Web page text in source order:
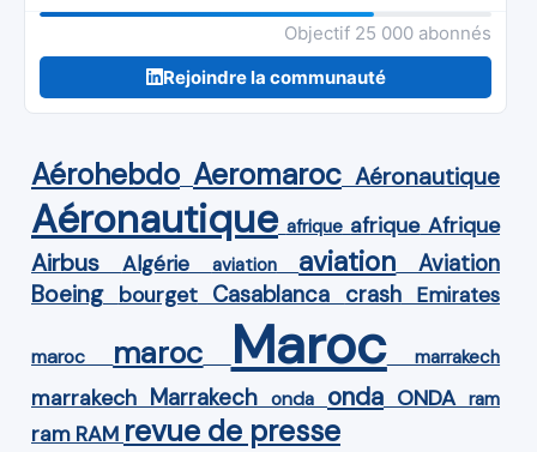
Objectif 25 000 abonnés
Rejoindre la communauté
Aérohebdo Aeromaroc Aéronautique
Aéronautique afrique afrique Afrique
Airbus Algérie aviation aviation Aviation
Boeing bourget Casablanca crash Emirates
maroc maroc Maroc marrakech
marrakech Marrakech onda onda ONDA ram
ram RAM revue de presse